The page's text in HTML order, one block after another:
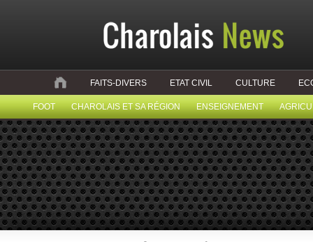
FAITS-DIVERS ETAT CIVIL CULTURE
FOOT CHAROLAIS ET SA RÉGION ENSEIGNEMENT